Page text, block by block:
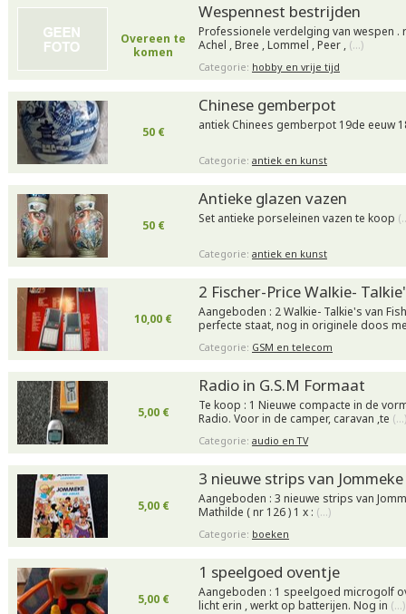
Overeen te
komen
Wespennest bestrijden
Professionele verdelging van wespen .
Achel , Bree , Lommel , Peer , (…)
Categorie: hobby en vrije tijd
50 €
Chinese gemberpot
antiek Chinees gemberpot 19de eeuw
Categorie: antiek en kunst
50 €
Antieke glazen vazen
Set antieke porseleinen vazen te koop
Categorie: antiek en kunst
10,00 €
2 Fischer-Price Walkie-
Aangeboden : 2 Walkie- Talkie's van
perfecte staat, nog in originele doos
Categorie: GSM en telecom
5,00 €
Radio in G.S.M Formaat
Te koop : 1 Nieuwe compacte in de
Radio. Voor in de camper, caravan ,te (…)
Categorie: audio en TV
5,00 €
3 nieuwe strips van Jommeke
Aangeboden : 3 nieuwe strips van
Mathilde ( nr 126 ) 1 x : (…)
Categorie: boeken
5,00 €
1 speelgoed oventje
Aangeboden : 1 speelgoed microgolf
licht erin , werkt op batterijen. Nog in (…)